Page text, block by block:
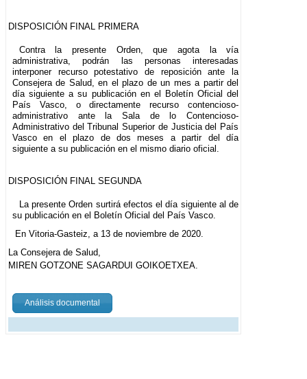
DISPOSICIÓN FINAL PRIMERA
Contra la presente Orden, que agota la vía
administrativa, podrán las personas interesadas
interponer recurso potestativo de reposición ante la
Consejera de Salud, en el plazo de un mes a partir del
día siguiente a su publicación en el Boletín Oficial del
País Vasco, o directamente recurso contencioso-
administrativo ante la Sala de lo Contencioso-
Administrativo del Tribunal Superior de Justicia del País
Vasco en el plazo de dos meses a partir del día
siguiente a su publicación en el mismo diario oficial.
DISPOSICIÓN FINAL SEGUNDA
La presente Orden surtirá efectos el día siguiente al de
su publicación en el Boletín Oficial del País Vasco.
En Vitoria-Gasteiz, a 13 de noviembre de 2020.
La Consejera de Salud,
MIREN GOTZONE SAGARDUI GOIKOETXEA.
Análisis documental